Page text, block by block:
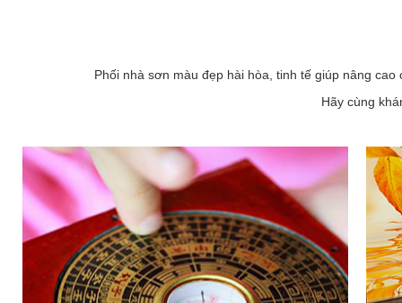
Phối nhà sơn màu đẹp hài hòa, tinh tế giúp nâng
Hãy cùng